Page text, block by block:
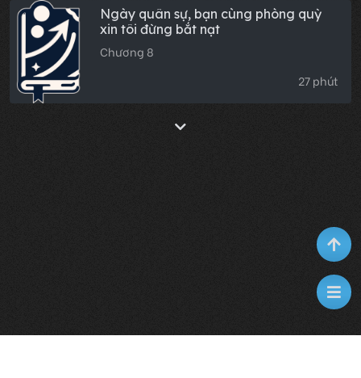
Ngày quân sự, bạn cùng phòng quỳ
xin tôi đừng bắt nạt
Chương 8
27 phút